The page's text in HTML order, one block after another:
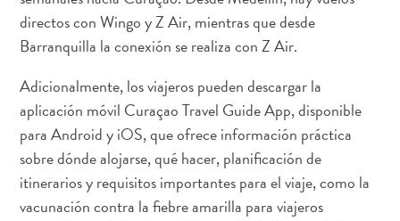
Buceo
y
esnórquel
en
Curaçao
directos con Wingo y Z Air, mientras que desde
Barranquilla la conexión se realiza con Z Air.
Adicionalmente, los viajeros pueden descargar la
aplicación móvil Curaçao Travel Guide App, disponible
para Android y iOS, que ofrece información práctica
sobre dónde alojarse, qué hacer, planificación de
itinerarios y requisitos importantes para el viaje, como la
vacunación contra la fiebre amarilla para viajeros